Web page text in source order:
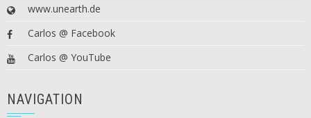
www.unearth.de
Carlos @ Facebook
Carlos @ YouTube
NAVIGATION